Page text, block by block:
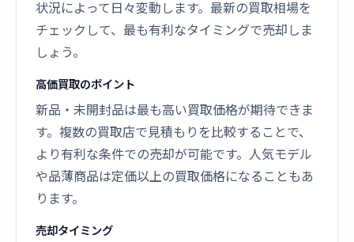
状況によって日々変動します。最新の買取相場を
チェックして、最も有利なタイミングで売却しま
しょう。
高価買取のポイント
新品・未開封品は最も高い買取価格が期待できま
す。複数の買取店で見積もりを比較することで、
より有利な条件での売却が可能です。人気モデル
や品薄商品は定価以上の買取価格になることもあ
ります。
売却タイミング